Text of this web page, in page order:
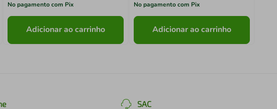
No pagamento com Pix
Adicionar ao carrinho
No pagamento com Pix
Adicionar ao carrinho
SAC